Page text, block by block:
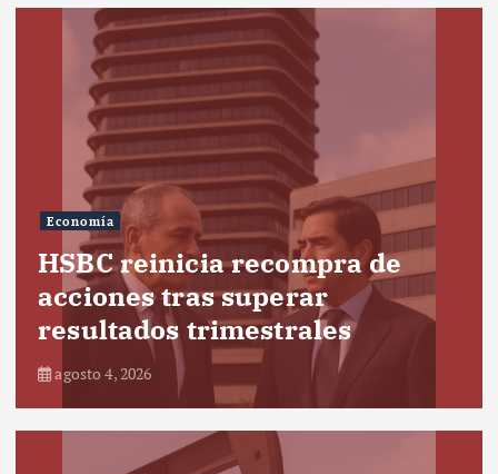
Economía
HSBC reinicia recompra de
acciones tras superar
resultados trimestrales
agosto 4, 2026